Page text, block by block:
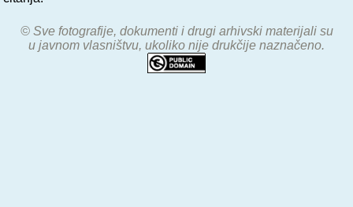
© Sve fotografije, dokumenti i drugi arhivski materijali su
u javnom vlasništvu, ukoliko nije drukčije naznačeno.